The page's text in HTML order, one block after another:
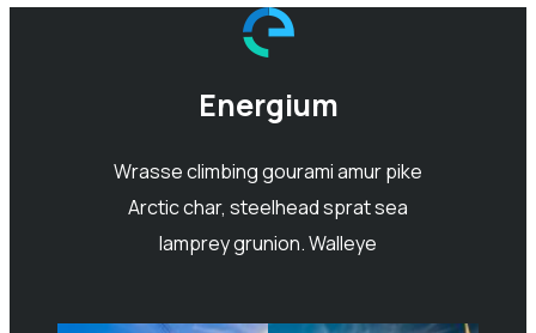
Energium
Wrasse climbing gourami amur pike
Arctic char, steelhead sprat sea
lamprey grunion. Walleye